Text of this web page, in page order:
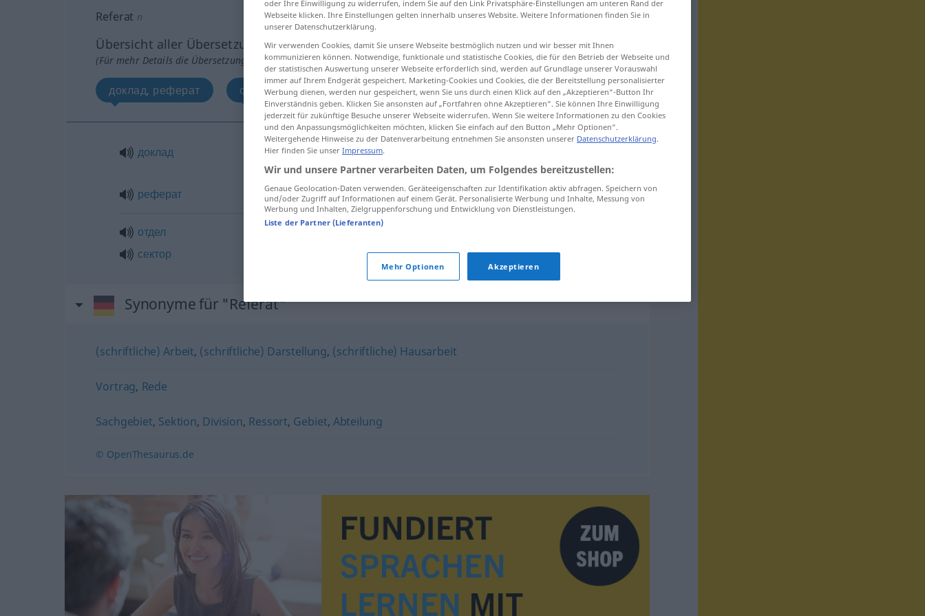
Referat n
Übersicht aller Übersetzungen
(Für mehr Details die Übersetzung anklicken/antippen)
доклад, реферат отдел, сектор
доклад
реферат ReferatKurzbericht
отдел
сектор
Synonyme für "Referat"
(schriftliche) Arbeit, (schriftliche) Darstellung, (schriftliche) Hausarbeit
Vortrag, Rede
Sachgebiet, Sektion, Division, Ressort, Gebiet, Abteilung
© OpenThesaurus.de
oder Ihre Einwilligung zu widerrufen, indem Sie auf den Link Privatsphäre-Einstellungen am unteren Rand der
Webseite klicken. Ihre Einstellungen gelten innerhalb unseres Website. Weitere Informationen finden Sie in
unserer Datenschutzerklärung.
Wir verwenden Cookies, damit Sie unsere Webseite bestmöglich nutzen und wir besser mit Ihnen
kommunizieren können. Notwendige, funktionale und statistische Cookies, die für den Betrieb der Webseite und
der statistischen Auswertung unserer Webseite erforderlich sind, werden auf Grundlage unserer Vorauswahl
immer auf Ihrem Endgerät gespeichert. Marketing-Cookies und Cookies, die der Bereitstellung personalisierter
Werbung dienen, werden nur gespeichert, wenn Sie uns durch einen Klick auf den „Akzeptieren“-Button Ihr
Einverständnis geben. Klicken Sie ansonsten auf „Fortfahren ohne Akzeptieren“. Sie können Ihre Einwilligung
jederzeit für zukünftige Besuche unserer Webseite widerrufen. Wenn Sie weitere Informationen zu den Cookies
und den Anpassungsmöglichkeiten möchten, klicken Sie einfach auf den Button „Mehr Optionen“.
Weitergehende Hinweise zu der Datenverarbeitung entnehmen Sie ansonsten unserer Datenschutzerklärung.
Hier finden Sie unser Impressum.
Wir und unsere Partner verarbeiten Daten, um Folgendes bereitzustellen:
Genaue Geolocation-Daten verwenden. Geräteeigenschaften zur Identifikation aktiv abfragen. Speichern von
und/oder Zugriff auf Informationen auf einem Gerät. Personalisierte Werbung und Inhalte, Messung von
Werbung und Inhalten, Zielgruppenforschung und Entwicklung von Dienstleistungen.
Liste der Partner (Lieferanten)
Mehr Optionen Akzeptieren